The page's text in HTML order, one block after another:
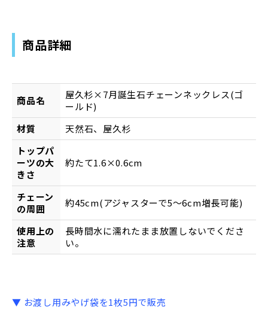
商品詳細
商品名
屋久杉×7月誕生石チェーンネックレス(ゴ
ールド)
材質
天然石、屋久杉
トップパ
ーツの大
きさ
約たて1.6×0.6cm
チェーン
の周囲
約45cm(アジャスターで5～6cm増長可能)
使用上の
注意
長時間水に濡れたまま放置しないでくださ
い。
▼ お渡し用みやげ袋を1枚5円で販売